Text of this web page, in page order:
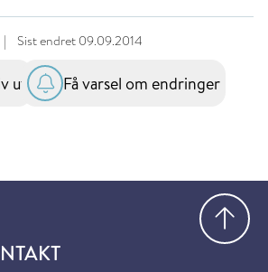
| Sist endret 09.09.2014
ut Få varsel om endringer